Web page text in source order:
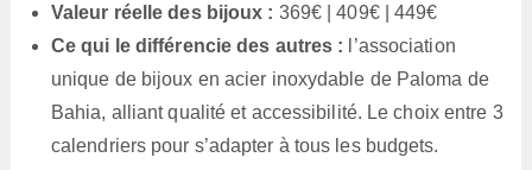
Valeur réelle des bijoux : 369€ | 409€ | 449€
Ce qui le différencie des autres : l’association
unique de bijoux en acier inoxydable de Paloma de
Bahia, alliant qualité et accessibilité. Le choix entre 3
calendriers pour s’adapter à tous les budgets.